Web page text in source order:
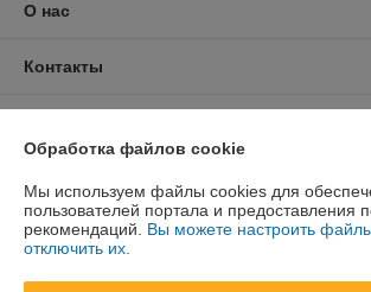
О нас
Контакты
Полная версия сайта
Обработка файлов cookie
Мы используем файлы cookies для
пользователей портала и предоставления
рекомендаций. Вы можете настроить
отключить их.